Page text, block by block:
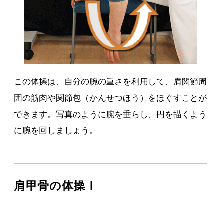
この体操は、自分の腕の重さを利用して、肩関節周
囲の筋肉や関節包（かんせつほう）をほぐすことが
できます。写真のように腕を垂らし、円を描くよう
に腕を回しましょう。
肩甲骨の体操Ⅰ